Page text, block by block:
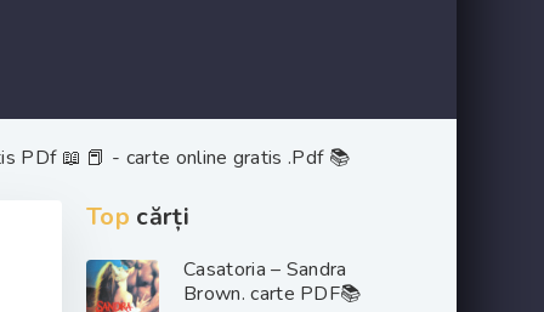
PDf 📖 📕 - carte online gratis .Pdf 📚
Top cărți
Casatoria – Sandra
Brown. carte PDF📚